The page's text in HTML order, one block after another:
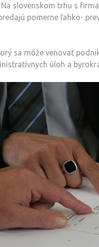
slovenskom trhu s
pomerne ľahko-
sa môže venovať
úloh a